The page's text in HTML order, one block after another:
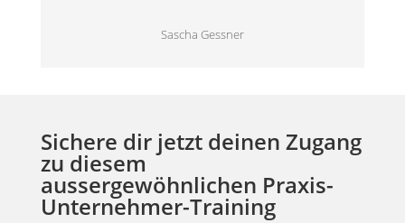
Sascha Gessner
Sichere dir jetzt deinen Zugang
zu diesem
aussergewöhnlichen Praxis-
Unternehmer-Training